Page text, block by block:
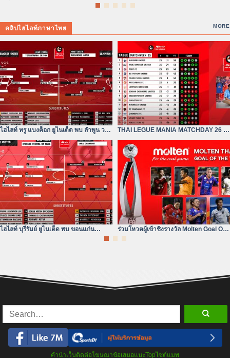
300 ล้านดอลลาร์จริง
คลิปไฮไลท์ภาษาไทย MORE
ไฮไลท์ ทรู แบงค็อก ยูไนเต็ด พบ ลำพูน วอริ
เออร์| ไฮลักซ์ รีโว่
THAI LEGUE MANIA MATCHDAY 26 |
ทรู แบงค็อก ยังห่างอยู่ 3
ไฮไลท์ บุรีรัมย์ ยูไนเต็ด พบ ขอนแก่น
ร่วมโหวตผู้เข้าชิงรางวัล Molten Goal Of
คำนำเว็บติดต่อโฆษณาข้อเสนอแนะTopไซต์แมพ